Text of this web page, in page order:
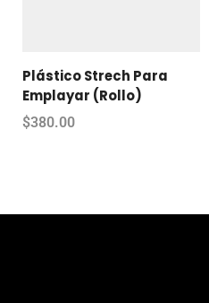
Plástico Strech Para
Emplayar (Rollo)
$380.00